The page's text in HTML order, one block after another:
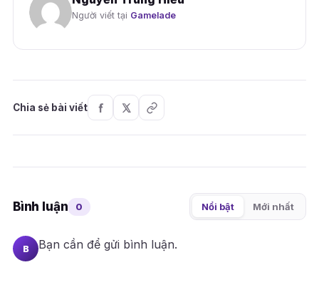
Người viết tại Gamelade
Chia sẻ bài viết
Bình luận 0 Nổi bật Mới nhất
B Bạn cần để gửi bình luận.